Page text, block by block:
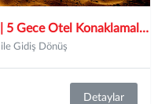
Mısır Şaheserleri Turu Pegasus ile | 5 Gece Otel Konaklamalı | İstanbul Çıkışlı | Hurgada Gidiş
ile Gidiş Dönüş
Detaylar